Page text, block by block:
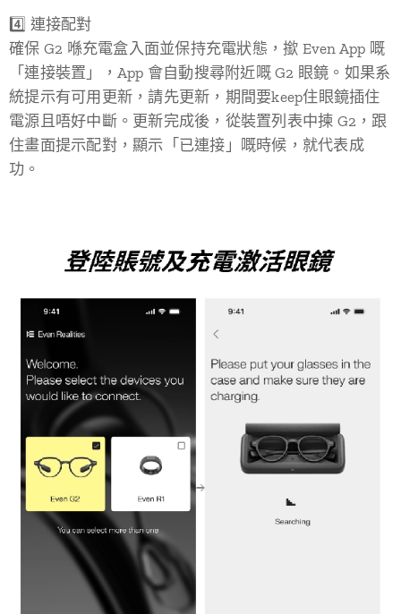
4️⃣ 連接配對
確保 G2 喺充電盒入面並保持充電狀態，撳 Even App 嘅
「連接裝置」，App 會自動搜尋附近嘅 G2 眼鏡。如果系
統提示有可用更新，請先更新，期間要keep住眼鏡插住
電源且唔好中斷。更新完成後，從裝置列表中揀 G2，跟
住畫面提示配對，顯示「已連接」嘅時候，就代表成
功。